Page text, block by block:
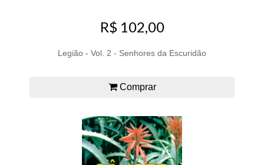
R$ 102,00
Legião - Vol. 2 - Senhores da Escuridão
Comprar